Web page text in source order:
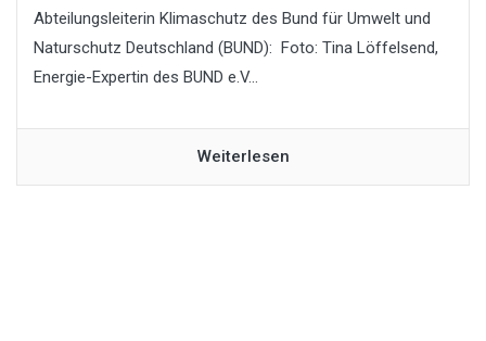
Abteilungsleiterin Klimaschutz des Bund für Umwelt und
Naturschutz Deutschland (BUND): Foto: Tina Löffelsend,
Energie-Expertin des BUND e.V...
Weiterlesen